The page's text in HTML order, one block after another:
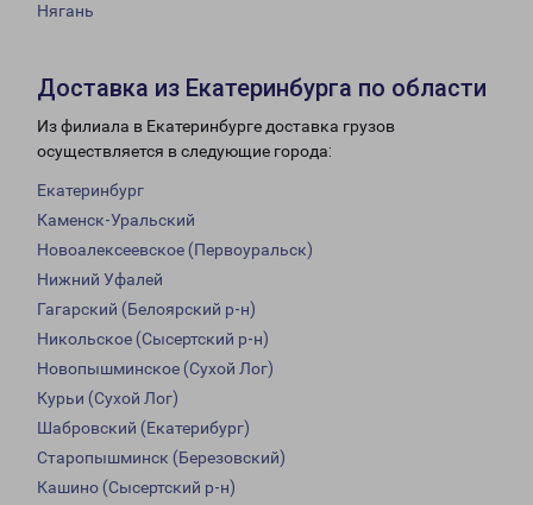
Нягань
Доставка из Екатеринбурга по области
Из филиала в Екатеринбурге доставка грузов
осуществляется в следующие города:
Екатеринбург
Каменск-Уральский
Новоалексеевское (Первоуральск)
Нижний Уфалей
Гагарский (Белоярский р-н)
Никольское (Сысертский р-н)
Новопышминское (Сухой Лог)
Курьи (Сухой Лог)
Шабровский (Екатерибург)
Старопышминск (Березовский)
Кашино (Сысертский р-н)